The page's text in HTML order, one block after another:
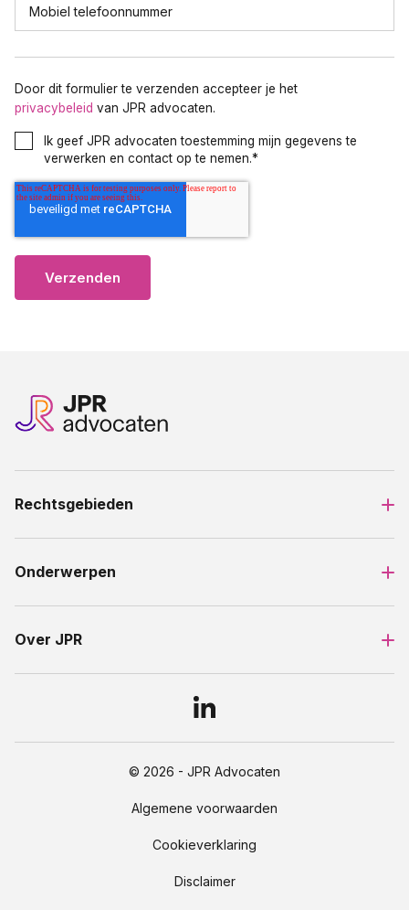
Mobiel telefoonnummer
Door dit formulier te verzenden accepteer je het
privacybeleid van JPR advocaten.
Ik geef JPR advocaten toestemming mijn gegevens te
verwerken en contact op te nemen.*
Rechtsgebieden
Onderwerpen
Over JPR
© 2026 - JPR Advocaten
Algemene voorwaarden
Cookieverklaring
Disclaimer